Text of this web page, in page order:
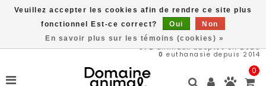
572animaux adoptés en 2026
0 euthanasie depuis 2014
0
Veuillez accepter les cookies afin de rendre ce site plus
fonctionnel Est-ce correct?
Oui
Non
En savoir plus sur les témoins (cookies) »
Livraison gratuite à partir de 89$*